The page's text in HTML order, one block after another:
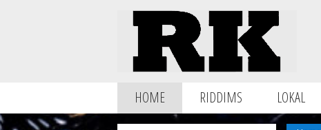
HOME RIDDIMS LOKAL